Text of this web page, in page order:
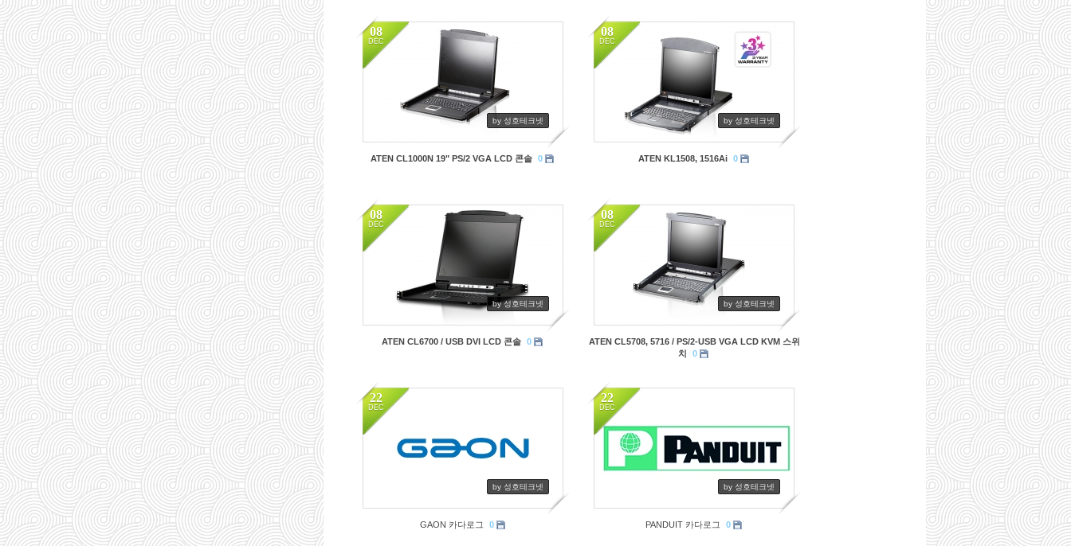
08
DEC
by 성호테크넷
ATEN CL1000N 19" PS/2 VGA LCD 콘솔 0
08
DEC
by 성호테크넷
ATEN KL1508, 1516Ai 0
08
DEC
by 성호테크넷
ATEN CL6700 / USB DVI LCD 콘솔 0
08
DEC
by 성호테크넷
ATEN CL5708, 5716 / PS/2-USB VGA LCD KVM 스위
치
0
22
DEC
by 성호테크넷
GAON 카다로그 0
22
DEC
by 성호테크넷
3264
PANDUIT 카다로그 0